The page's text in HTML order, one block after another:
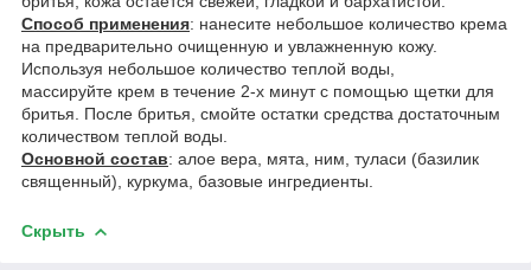
Способ применения: нанесите небольшое количество крема
на предварительно очищенную и увлажненную кожу.
Используя небольшое количество теплой воды,
массируйте крем в течение 2-х минут с помощью щетки для
бритья. После бритья, смойте остатки средства достаточным
количеством теплой воды.
Основной состав: алое вера, мята, ним, туласи (базилик
священный), куркума, базовые ингредиенты.
Скрыть